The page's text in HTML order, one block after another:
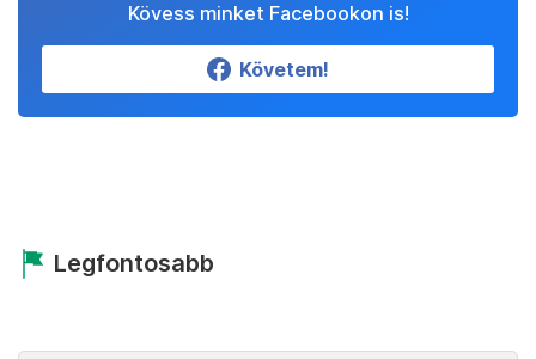
Kövess minket Facebookon is!
Követem!
Legfontosabb